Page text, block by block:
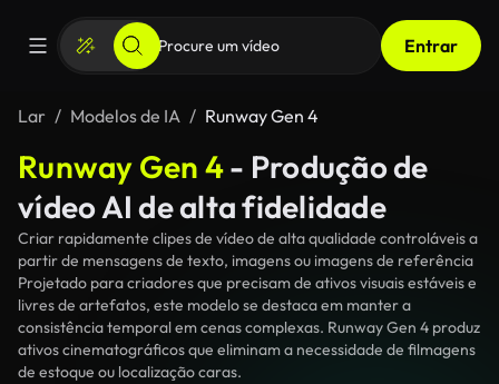
Entrar
Lar Modelos de IA Runway Gen 4
Runway Gen 4- Produção de
vídeo AI de alta fidelidade
Criar rapidamente clipes de vídeo de alta qualidade controláveis a
partir de mensagens de texto, imagens ou imagens de referência
Projetado para criadores que precisam de ativos visuais estáveis e
livres de artefatos, este modelo se destaca em manter a
consistência temporal em cenas complexas. Runway Gen 4 produz
ativos cinematográficos que eliminam a necessidade de filmagens
de estoque ou localização caras.